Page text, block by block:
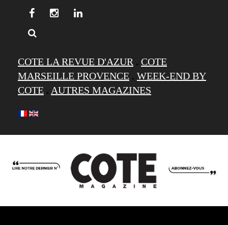
COTE LA REVUE D'AZUR . COTE
MARSEILLE PROVENCE . WEEK-END BY
COTE . AUTRES MAGAZINES